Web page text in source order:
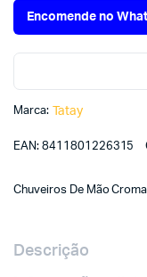
Encomende no
Marca: Tatay
EAN: 8411801226315
Chuveiros De Mão
Descrição